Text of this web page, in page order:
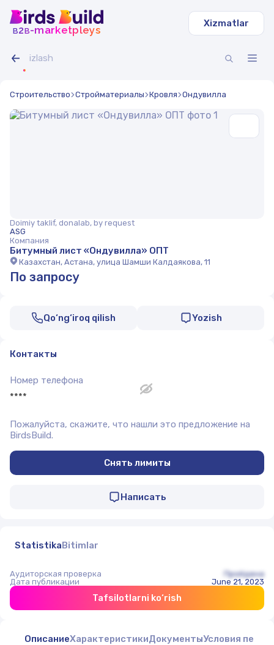
b2b-marketpleys
Xizmatlar
Строительство Стройматериалы Кровля Ондувилла
Doimiy taklif, donalab, by request
ASG
Компания
Битумный лист «Ондувилла» ОПТ
Казахстан, Астана, улица Шамши Калдаякова, 11
По запросу
Qo‘ng‘iroq qilish Yozish
Контакты
Номер телефона
****
Пожалуйста, скажите, что нашли это предложение на
BirdsBuild.
Снять лимиты
Написать
StatistikaBitimlar
Аудиторская проверка
Пройдена
Дата публикации
June 21, 2023
Tafsilotlarni ko‘rish
ОписаниеХарактеристикиДокументыУсловия